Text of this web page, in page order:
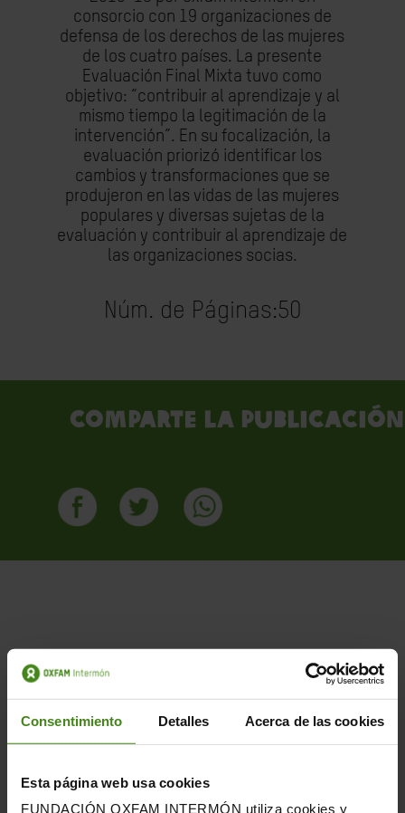
Consentimiento Detalles Acerca de las cookies
Esta página web usa cookies
FUNDACIÓN OXFAM INTERMÓN utiliza cookies y
consorcio con 19 organizaciones de
defensa de los derechos de las mujeres
de los cuatro países. La presente
Evaluación Final Mixta tuvo como
objetivo: “contribuir al aprendizaje y al
mismo tiempo la legitimación de la
intervención”. En su focalización, la
evaluación priorizó identificar los
cambios y transformaciones que se
produjeron en las vidas de las mujeres
populares y diversas sujetas de la
evaluación y contribuir al aprendizaje de
las organizaciones socias.
Núm. de Páginas:50
Comparte la publicación
PUBLICACIONES RELACIONADAS